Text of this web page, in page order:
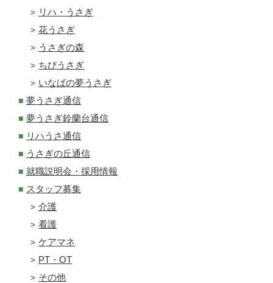
リハ・うさぎ
花うさぎ
うさぎの森
ちびうさぎ
いなばの夢うさぎ
夢うさぎ通信
夢うさぎ鈴蘭台通信
リハうさ通信
うさぎの丘通信
就職説明会・採用情報
スタッフ募集
介護
看護
ケアマネ
PT・OT
その他